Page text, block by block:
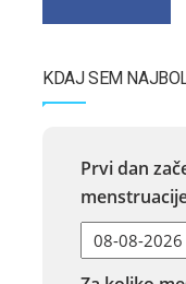
KDAJ SEM
Prvi dan